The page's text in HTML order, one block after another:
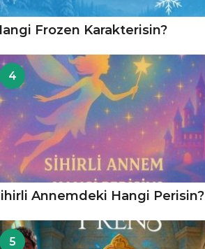
Frozen Karakterisin?
4
Annemdeki Hangi Perisin?
5